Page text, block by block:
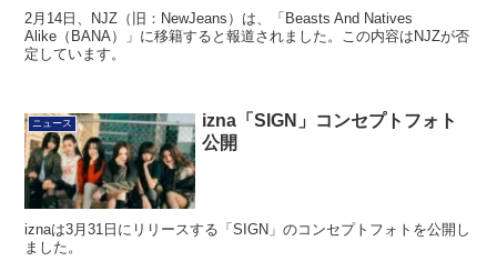
2月14日、NJZ（旧：NewJeans）は、「Beasts And Natives
Alike（BANA）」に移籍すると報道されました。この内容はNJZが否
定しています。
ニュース
izna「SIGN」コンセプトフォト
公開
iznaは3月31日にリリースする「SIGN」のコンセプトフォトを公開し
ました。